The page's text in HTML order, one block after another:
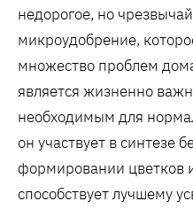
недорогое, но
микроудобрение,
множество проблем
является жизненно
необходимым для
он участвует в синтезе
формировании цветков
способствует лучшему